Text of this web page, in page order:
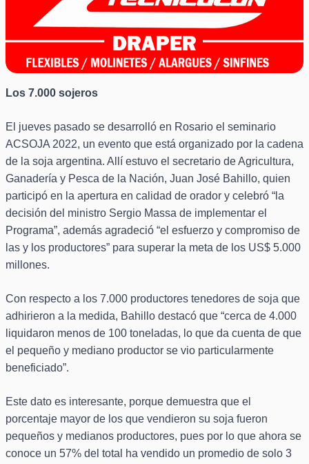
Los 7.000 sojeros
El jueves pasado se desarrolló en Rosario el seminario
ACSOJA 2022, un evento que está organizado por la cadena
de la soja argentina. Allí estuvo el secretario de Agricultura,
Ganadería y Pesca de la Nación, Juan José Bahillo, quien
participó en la apertura en calidad de orador y celebró “la
decisión del ministro Sergio Massa de implementar el
Programa”, además agradeció “el esfuerzo y compromiso de
las y los productores” para superar la meta de los US$ 5.000
millones.
Con respecto a los 7.000 productores tenedores de soja que
adhirieron a la medida, Bahillo destacó que “cerca de 4.000
liquidaron menos de 100 toneladas, lo que da cuenta de que
el pequeño y mediano productor se vio particularmente
beneficiado”.
Este dato es interesante, porque demuestra que el
porcentaje mayor de los que vendieron su soja fueron
pequeños y medianos productores, pues por lo que ahora se
conoce un 57% del total ha vendido un promedio de solo 3